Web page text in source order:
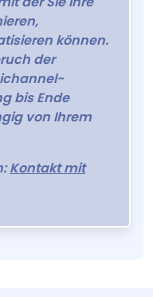
können.
der
bis Ende
von Ihrem
Kontakt mit